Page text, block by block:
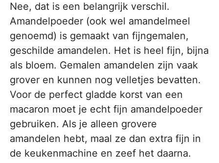
Nee, dat is een belangrijk verschil.
Amandelpoeder (ook wel amandelmeel
genoemd) is gemaakt van fijngemalen,
geschilde amandelen. Het is heel fijn, bijna
als bloem. Gemalen amandelen zijn vaak
grover en kunnen nog velletjes bevatten.
Voor de perfect gladde korst van een
macaron moet je echt fijn amandelpoeder
gebruiken. Als je alleen grovere
amandelen hebt, maal ze dan extra fijn in
de keukenmachine en zeef het daarna.